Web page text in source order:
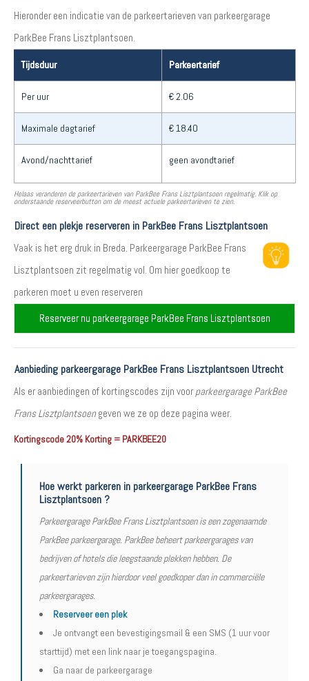
Hieronder een indicatie van de parkeertarieven van parkeergarage
ParkBee Frans Lisztplantsoen.
Tijdsduur Parkeertarief
Per uur € 2.06
Maximale dagtarief € 18.40
Avond/nachttarief geen avondtarief
Helaas veranderen de parkeertarieven van ParkBee Frans Lisztplantsoen regelmatig. Klik op
onderstaande reserveerbutton om de meest actuele parkeertarieven te zien.
Direct een plekje reserveren in ParkBee Frans Lisztplantsoen
Vaak is het erg druk in Breda. Parkeergarage ParkBee Frans
Lisztplantsoen zit regelmatig vol. Om hier goedkoop te
parkeren moet u even reserveren
Reserveer nu parkeergarage ParkBee Frans Lisztplantsoen
Aanbieding parkeergarage ParkBee Frans Lisztplantsoen Utrecht
Als er aanbiedingen of kortingscodes zijn voor parkeergarage ParkBee
Frans Lisztplantsoengeven we ze op deze pagina weer.
Kortingscode 20% Korting = PARKBEE20
Hoe werkt parkeren in parkeergarage ParkBee Frans
Lisztplantsoen ?
Parkeergarage ParkBee Frans Lisztplantsoen is een zogenaamde
ParkBee parkeergarage. ParkBee beheert parkeergarages van
bedrijven of hotels die leegstaande plekken hebben. De
parkeertarieven zijn hierdoor veel goedkoper dan in commerciële
parkeergarages.
Reserveer een plek
Je ontvangt een bevestigingsmail & een SMS (1 uur voor
starttijd) met een link naar je toegangspagina.
Ga naar de parkeergarage